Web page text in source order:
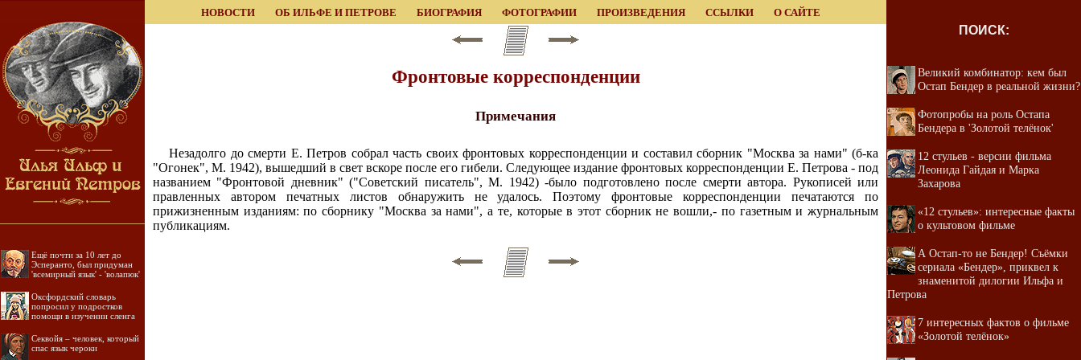
НОВОСТИ ОБ ИЛЬФЕ И ПЕТРОВЕ БИОГРАФИЯ ФОТОГРАФИИ ПРОИЗВЕДЕНИЯ ССЫЛКИ О САЙТЕ
Ещё почти за 10 лет до
Эсперанто, был придуман
'всемирный язык' - 'волапюк'
Оксфордский словарь
попросил у подростков
помощи в изучении сленга
Секвойя – человек, который
спас язык чероки
Фронтовые корреспонденции
Примечания
Незадолго до смерти Е. Петров собрал часть своих фронтовых корреспонденции и составил сборник "Москва за нами" (б-ка
"Огонек", М. 1942), вышедший в свет вскоре после его гибели. Следующее издание фронтовых корреспонденции Е. Петрова - под
названием "Фронтовой дневник" ("Советский писатель", М. 1942) -было подготовлено после смерти автора. Рукописей или
правленных автором печатных листов обнаружить не удалось. Поэтому фронтовые корреспонденции печатаются по
прижизненным изданиям: по сборнику "Москва за нами", а те, которые в этот сборник не вошли,- по газетным и журнальным
публикациям.
ПОИСК:
Великий комбинатор: кем был
Остап Бендер в реальной жизни?
Фотопробы на роль Остапа
Бендера в 'Золотой телёнок'
12 стульев - версии фильма
Леонида Гайдая и Марка
Захарова
«12 стульев»: интересные факты
о культовом фильме
А Остап-то не Бендер! Cъёмки
сериала «Бендер», приквел к
знаменитой дилогии Ильфа и
Петрова
7 интересных фактов о фильме
«Золотой телёнок»